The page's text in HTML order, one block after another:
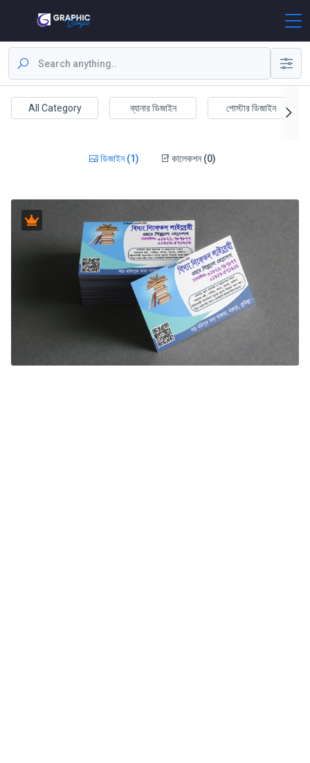
All Category ব্যানার ডিজাইন পোস্টার ডিজাইন
ডিজাইন (1) কালেকশন (0)